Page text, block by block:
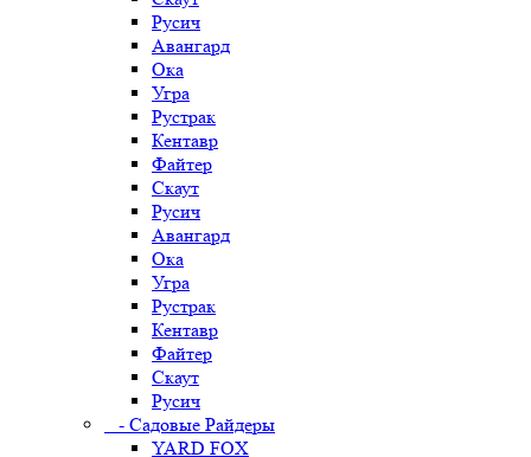
Русич
Авангард
Ока
Угра
Рустрак
Кентавр
Файтер
Скаут
Русич
Авангард
Ока
Угра
Рустрак
Кентавр
Файтер
Скаут
Русич
- Садовые Райдеры
YARD FOX